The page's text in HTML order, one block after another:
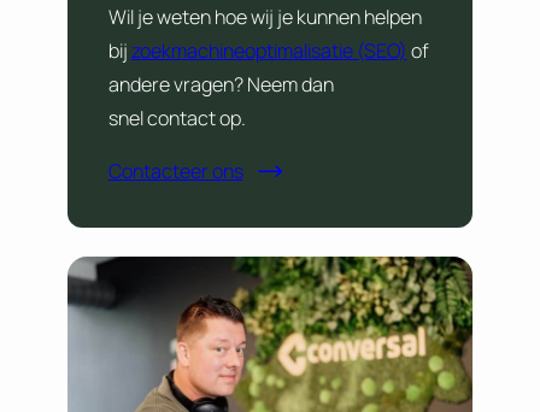
Wil je weten hoe wij je kunnen helpen
bijzoekmachineoptimalisatie (SEO) of
andere vragen? Neem dan
snel contact op.
Contacteer ons